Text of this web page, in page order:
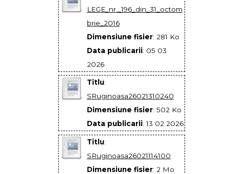
LEGE_nr._196_din_31_octom
brie_2016
Dimensiune fisier: 281 Ko
Data publicarii: 05 03
2026
Titlu:
SRuginoasa26021310240
Dimensiune fisier: 502 Ko
Data publicarii: 13 02 2026
Titlu:
SRuginoasa26021114100
Dimensiune fisier: 2 Mo